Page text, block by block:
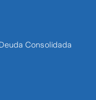
Consolidada